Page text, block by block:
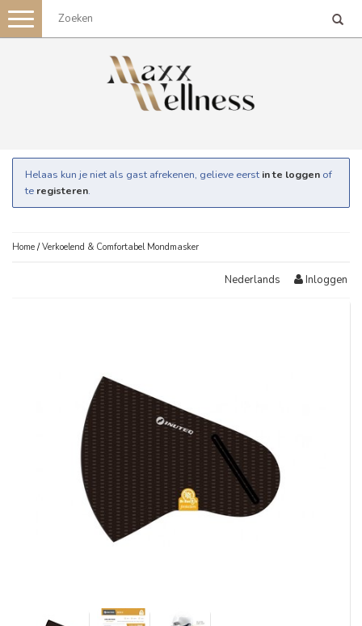
Toggle
navigation
Helaas kun je niet als gast afrekenen, gelieve eerst in te loggen of
te registeren.
Home /Verkoelend & Comfortabel Mondmasker
Nederlands Inloggen